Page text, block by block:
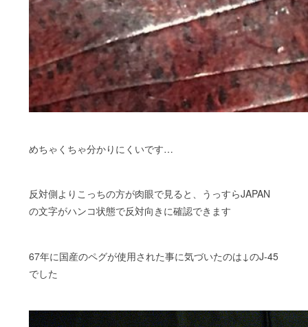
めちゃくちゃ分かりにくいです…
反対側よりこっちの方が肉眼で見ると、うっすらJAPAN
の文字がハンコ状態で反対向きに確認できます
67年に国産のペグが使用された事に気づいたのは↓のJ-45
でした